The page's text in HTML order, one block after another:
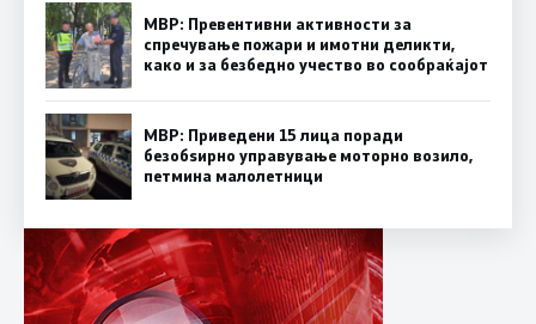
МВР: Превентивни активности за
спречување пожари и имотни деликти,
како и за безбедно учество во сообраќајот
МВР: Приведени 15 лица поради
безобѕирно управување моторно возило,
петмина малолетници